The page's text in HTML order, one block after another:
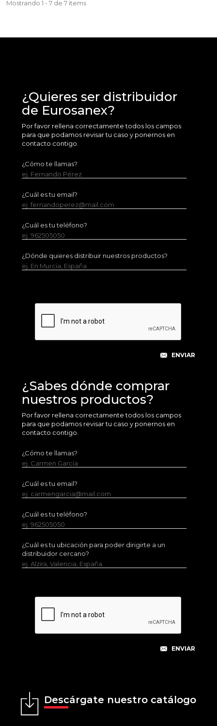
Mostrando 1 - 7 de 7 items
¿Quieres ser distribuidor
de Eurosanex?
Por favor rellena correctamente todos los campos
para que podamos revisar tu caso y ponernos en
contacto contigo.
¿Cómo te llamas?
ej. Fernando Pérez
¿Cuál es tu email?
ej. fernandoperez@mail.com
¿Cuál es tu teléfono?
ej. 962505050
¿Dónde quieres distribuir nuestros productos?
ej. En Murcia, España
¿Sabes dónde comprar
nuestros productos?
Por favor rellena correctamente todos los campos
para que podamos revisar tu caso y ponernos en
contacto contigo.
¿Cómo te llamas?
ej. Carmen García
¿Cuál es tu email?
ej. carmengarcia@mail.com
¿Cuál es tu teléfono?
ej. 962505050
¿Cuál es tu ubicación para poder dirigirte a un
distribuidor cercano?
ej. Alzira, Valencia, España.
Descárgate nuestro catálogo